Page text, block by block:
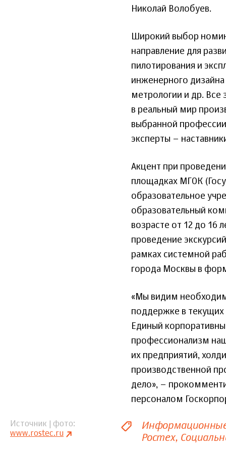
Николай Волобуев.
Широкий выбор
направление для
пилотирования и
инженерного
метрологии и др. Все
в реальный мир
выбранной
эксперты –
Акцент при
площадках МГОК
образовательное
образовательный
возрасте от 12 до 16
проведение
рамках системной
города Москвы в
«Мы видим
поддержке в текущих
Единый
профессионализм
их предприятий,
производственной
дело», –
персоналом
Источник | фото
www.rostec.ru
Ростех